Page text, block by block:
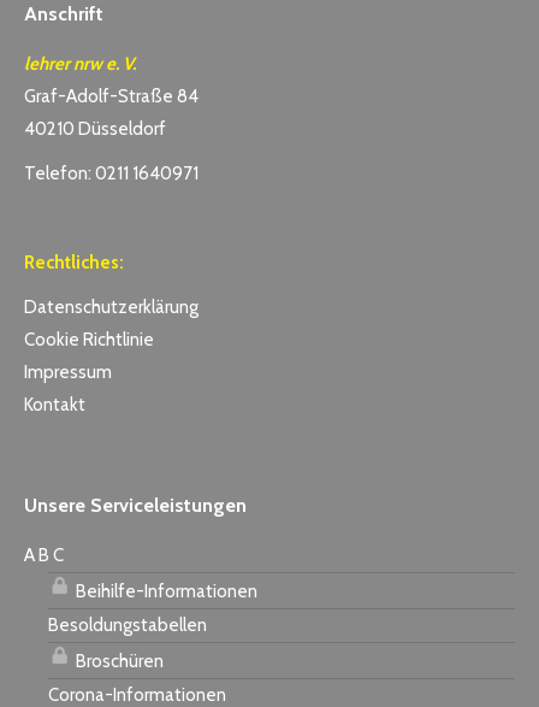
Anschrift
lehrer nrw e. V.
Graf-Adolf-Straße 84
40210 Düsseldorf
Telefon: 0211 1640971
Rechtliches:
Datenschutzerklärung
Cookie Richtlinie
Impressum
Kontakt
Unsere Serviceleistungen
A B C
Beihilfe-Informationen
Besoldungstabellen
Broschüren
Corona-Informationen